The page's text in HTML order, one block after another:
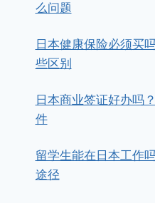
么问题
日本健康保险必须买
些区别
日本商业签证好办吗
件
留学生能在日本工作
途径